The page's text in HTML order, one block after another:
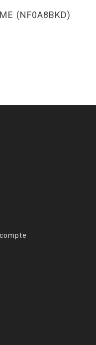
(NF0A8BKD)